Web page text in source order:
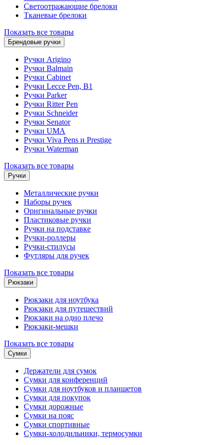
Светоотражающие брелоки
Тканевые брелоки
Показать все товары
Брендовые ручки
Ручки Arigino
Ручки Balmain
Ручки Cabinet
Ручки Lecce Pen, B1
Ручки Parker
Ручки Ritter Pen
Ручки Schneider
Ручки Senator
Ручки UMA
Ручки Viva Pens и Prestige
Ручки Waterman
Показать все товары
Ручки
Металлические ручки
Наборы ручек
Оригинальные ручки
Пластиковые ручки
Ручки на подставке
Ручки-роллеры
Ручки-стилусы
Футляры для ручек
Показать все товары
Рюкзаки
Рюкзаки для ноутбука
Рюкзаки для путешествий
Рюкзаки на одно плечо
Рюкзаки-мешки
Показать все товары
Сумки
Держатели для сумок
Сумки для конференций
Сумки для ноутбуков и планшетов
Сумки для покупок
Сумки дорожные
Сумки на пояс
Сумки спортивные
Сумки-холодильники, термосумки